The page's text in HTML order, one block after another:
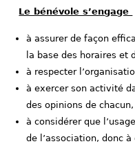
Le bénévole s’engage
à assurer de façon
la base des horaires et
à respecter
à exercer son activité
des opinions de chacun,
à considérer que
de l’association, donc